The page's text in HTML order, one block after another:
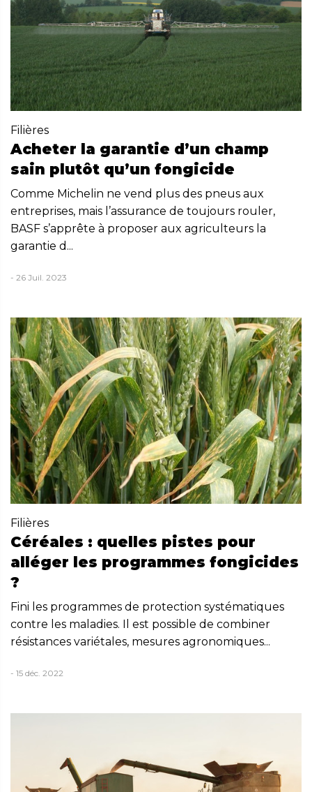
Filières
Acheter la garantie d’un champ
sain plutôt qu’un fongicide
Comme Michelin ne vend plus des pneus aux
entreprises, mais l’assurance de toujours rouler,
BASF s’apprête à proposer aux agriculteurs la
garantie d...
- 26 Juil. 2023
Filières
Céréales : quelles pistes pour
alléger les programmes fongicides
?
Fini les programmes de protection systématiques
contre les maladies. Il est possible de combiner
résistances variétales, mesures agronomiques...
- 15 déc. 2022